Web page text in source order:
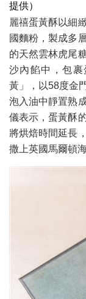
提供）
麗禧蛋黃酥以細
國麵粉，製成多
的天然雲林虎尾
沙內餡中，包
黃」，以58度金
泡入油中靜置熟
儀表示，蛋黃酥
將烘焙時間延長
撒上英國馬爾頓